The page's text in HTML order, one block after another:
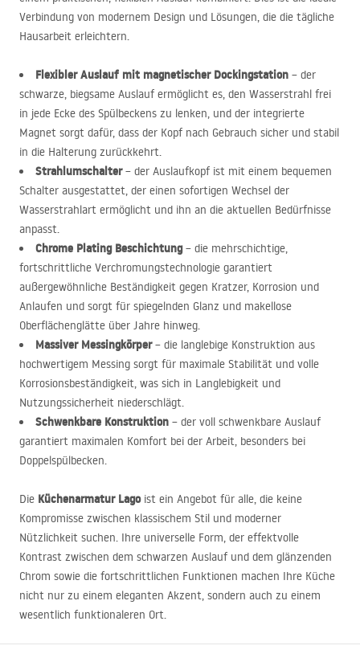
Verbindung von modernem Design und Lösungen, die die tägliche
Hausarbeit erleichtern.
Flexibler Auslauf mit magnetischer Dockingstation – der
schwarze, biegsame Auslauf ermöglicht es, den Wasserstrahl frei
in jede Ecke des Spülbeckens zu lenken, und der integrierte
Magnet sorgt dafür, dass der Kopf nach Gebrauch sicher und stabil
in die Halterung zurückkehrt.
Strahlumschalter– der Auslaufkopf ist mit einem bequemen
Schalter ausgestattet, der einen sofortigen Wechsel der
Wasserstrahlart ermöglicht und ihn an die aktuellen Bedürfnisse
anpasst.
Chrome Plating Beschichtung– die mehrschichtige,
fortschrittliche Verchromungstechnologie garantiert
außergewöhnliche Beständigkeit gegen Kratzer, Korrosion und
Anlaufen und sorgt für spiegelnden Glanz und makellose
Oberflächenglätte über Jahre hinweg.
Massiver Messingkörper– die langlebige Konstruktion aus
hochwertigem Messing sorgt für maximale Stabilität und volle
Korrosionsbeständigkeit, was sich in Langlebigkeit und
Nutzungssicherheit niederschlägt.
Schwenkbare Konstruktion – der voll schwenkbare Auslauf
garantiert maximalen Komfort bei der Arbeit, besonders bei
Doppelspülbecken.
Die Küchenarmatur Lagoist ein Angebot für alle, die keine
Kompromisse zwischen klassischem Stil und moderner
Nützlichkeit suchen. Ihre universelle Form, der effektvolle
Kontrast zwischen dem schwarzen Auslauf und dem glänzenden
Chrom sowie die fortschrittlichen Funktionen machen Ihre Küche
nicht nur zu einem eleganten Akzent, sondern auch zu einem
wesentlich funktionaleren Ort.